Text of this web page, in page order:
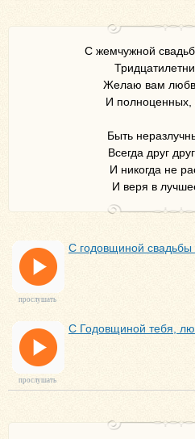
С жемчужной
Желаю вам
И полноценных,
Быть
Всегда друг
И никогда не
И веря в
С годовщиной
прослушать
С Годовщиной тебя,
прослушать